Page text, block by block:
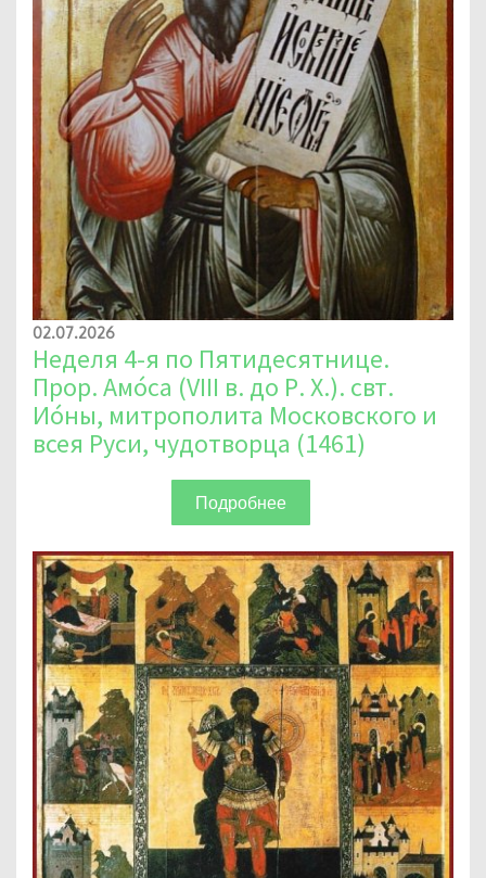
02.07.2026
Неделя 4-я по Пятидесятнице.
Прор. Амо́са (VIII в. до Р. Х.). свт.
Ио́ны, митрополита Московского и
всея Руси, чудотворца (1461)
Подробнее